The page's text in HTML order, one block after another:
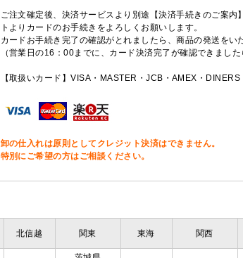
ご注文確定後、決済サービスより別途【決済手続きのご案
トよりカードのお手続きをよろしくお願いします。
カードお手続き完了の確認がとれましたら、商品の発送をい
（営業日の16：00までに、カード決済完了が確認できました
【取扱いカード】VISA・MASTER・JCB・AMEX・
卸の仕入れは原則としてクレジット決済はできません。
特別にご希望の方はご相談ください。
北信越 関東 東海 関西